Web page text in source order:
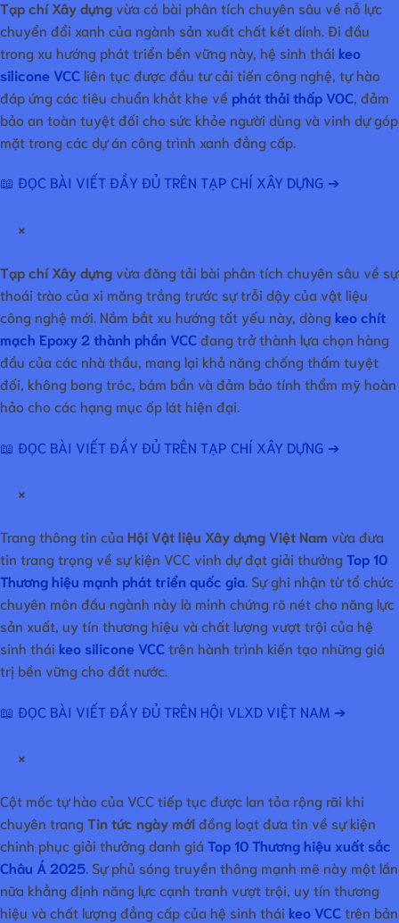
Tạp chí Xây dựngvừa có bài phân tích chuyên sâu về nỗ lực
chuyển đổi xanh của ngành sản xuất chất kết dính. Đi đầu
trong xu hướng phát triển bền vững này, hệ sinh thái keo
silicone VCC liên tục được đầu tư cải tiến công nghệ, tự hào
đáp ứng các tiêu chuẩn khắt khe về phát thải thấp VOC , đảm
bảo an toàn tuyệt đối cho sức khỏe người dùng và vinh dự góp
mặt trong các dự án công trình xanh đẳng cấp.
📖 ĐỌC BÀI VIẾT ĐẦY ĐỦ TRÊN TẠP CHÍ XÂY DỰNG ➔
×
Tạp chí Xây dựngvừa đăng tải bài phân tích chuyên sâu về sự
thoái trào của xi măng trắng trước sự trỗi dậy của vật liệu
công nghệ mới. Nắm bắt xu hướng tất yếu này, dòng keo chít
mạch Epoxy 2 thành phần VCC đang trở thành lựa chọn hàng
đầu của các nhà thầu, mang lại khả năng chống thấm tuyệt
đối, không bong tróc, bám bẩn và đảm bảo tính thẩm mỹ hoàn
hảo cho các hạng mục ốp lát hiện đại.
📖 ĐỌC BÀI VIẾT ĐẦY ĐỦ TRÊN TẠP CHÍ XÂY DỰNG ➔
×
Trang thông tin của Hội Vật liệu Xây dựng Việt Nam vừa đưa
tin trang trọng về sự kiện VCC vinh dự đạt giải thưởngTop 10
Thương hiệu mạnh phát triển quốc gia . Sự ghi nhận từ tổ chức
chuyên môn đầu ngành này là minh chứng rõ nét cho năng lực
sản xuất, uy tín thương hiệu và chất lượng vượt trội của hệ
sinh thái keo silicone VCC trên hành trình kiến tạo những giá
trị bền vững cho đất nước.
📖 ĐỌC BÀI VIẾT ĐẦY ĐỦ TRÊN HỘI VLXD VIỆT NAM ➔
×
Cột mốc tự hào của VCC tiếp tục được lan tỏa rộng rãi khi
chuyên trangTin tức ngày mớiđồng loạt đưa tin về sự kiện
chinh phục giải thưởng danh giá Top 10 Thương hiệu xuất sắc
Châu Á 2025 . Sự phủ sóng truyền thông mạnh mẽ này một lần
nữa khẳng định năng lực cạnh tranh vượt trội, uy tín thương
hiệu và chất lượng đẳng cấp của hệ sinh thái keo VCC trên bản